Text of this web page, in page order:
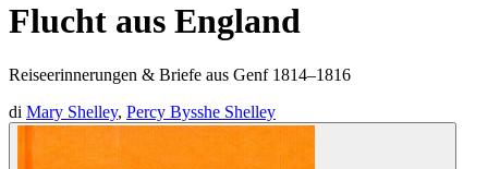
Flucht aus England
Reiseerinnerungen & Briefe aus Genf 1814–1816
di Mary Shelley, Percy Bysshe Shelley